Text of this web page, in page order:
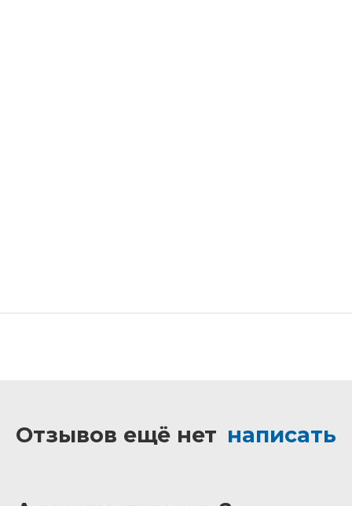
Отзывов ещё нет написать